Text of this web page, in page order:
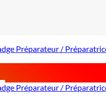
Préparateur /
Préparateur /